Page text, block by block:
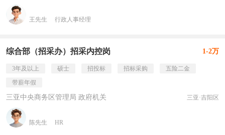
王先生 行政人事经理
综合部（招采办）招采内控岗 1-2万
3年及以上 硕士 招投标 招标采购
五险二金
带薪年假
三亚中央商务区管理局 政府机关 三亚·吉阳区
陈先生 HR